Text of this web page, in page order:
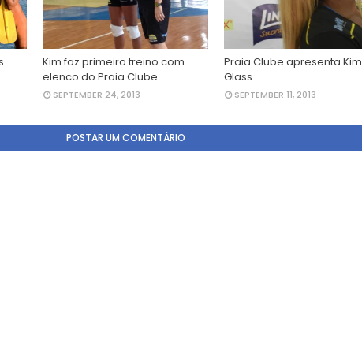
Kim faz primeiro treino com
elenco do Praia Clube
SEPTEMBER 24, 2013
Praia Clube apresenta Kim
Glass
SEPTEMBER 11, 2013
POSTAR UM COMENTÁRIO